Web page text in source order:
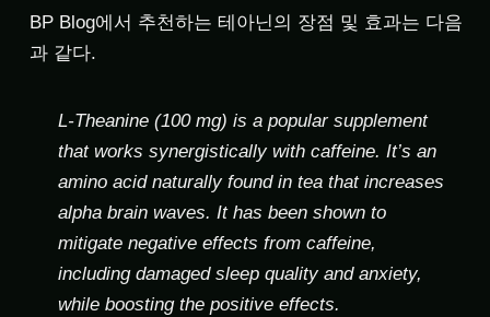
BP Blog에서 추천하는 테아닌의 장점 및 효과는 다음
과 같다.
L-Theanine (100 mg) is a popular supplement
that works synergistically with caffeine. It’s an
amino acid naturally found in tea that increases
alpha brain waves. It has been shown to
mitigate negative effects from caffeine,
including damaged sleep quality and anxiety,
while boosting the positive effects.